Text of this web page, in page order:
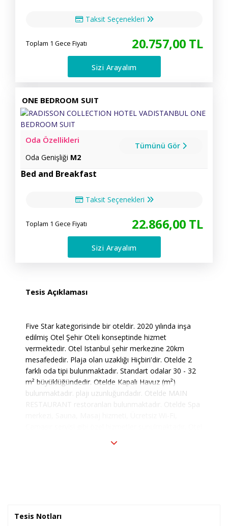
Taksit Seçenekleri
Toplam 1 Gece Fiyatı 20.757,00 TL
Sizi Arayalım
ONE BEDROOM SUIT
Oda Özellikleri
Oda Genişliği M2
Tümünü Gör
Bed and Breakfast
Taksit Seçenekleri
Toplam 1 Gece Fiyatı 22.866,00 TL
Sizi Arayalım
Tesis Açıklaması
Five Star kategorisinde bir oteldir. 2020 yılında inşa
edilmiş Otel Şehir Oteli konseptinde hizmet
vermektedir. Otel Istanbul şehir merkezine 20km
mesafededir. Plaja olan uzaklığı Hiçbiri'dir. Otelde 2
farklı oda tipi bulunmaktadır. Standart odalar 30 - 32
m² büyüklüğündedir. Otelde Kapalı Havuz (m²)
bulunmaktadır. plajı uzunluğundadır. Otelde MAIN
RESTAURANT restoranları bulunmaktadır. Otelde Spa
Tesis Notları